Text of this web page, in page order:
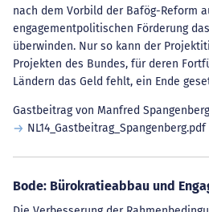
nach dem Vorbild der Bafög-Reform
engagementpolitischen Förderung
überwinden. Nur so kann der
Projekten des Bundes, für deren
Ländern das Geld fehlt, ein Ende
Gastbeitrag von Manfred
NL14_Gastbeitrag_Spangenberg.pdf
Bode: Bürokratieabbau und